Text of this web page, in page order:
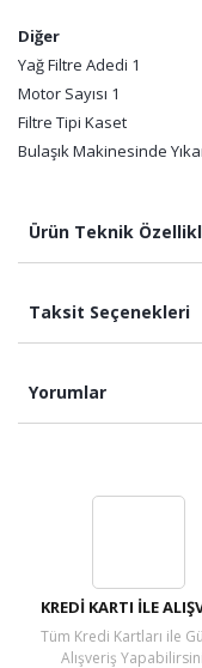
Diğer
Yağ Filtre Adedi 1
Motor Sayısı 1
Filtre Tipi Kaset
Bulaşık Makinesinde
Ürün Teknik
Taksit Seçenekleri
Yorumlar
KREDİ KARTI İLE
Tüm Kredi Kartları ile
Alışveriş